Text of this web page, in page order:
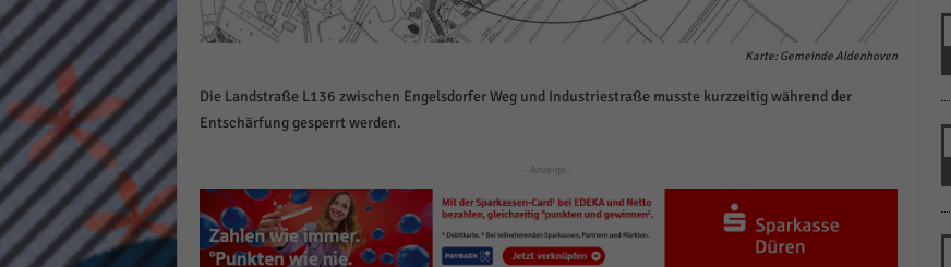
Karte: Gemeinde Aldenhoven
Die Landstraße L136 zwischen Engelsdorfer Weg und Industriestraße musste kurzzeitig während der
Entschärfung gesperrt werden.
- Anzeige -